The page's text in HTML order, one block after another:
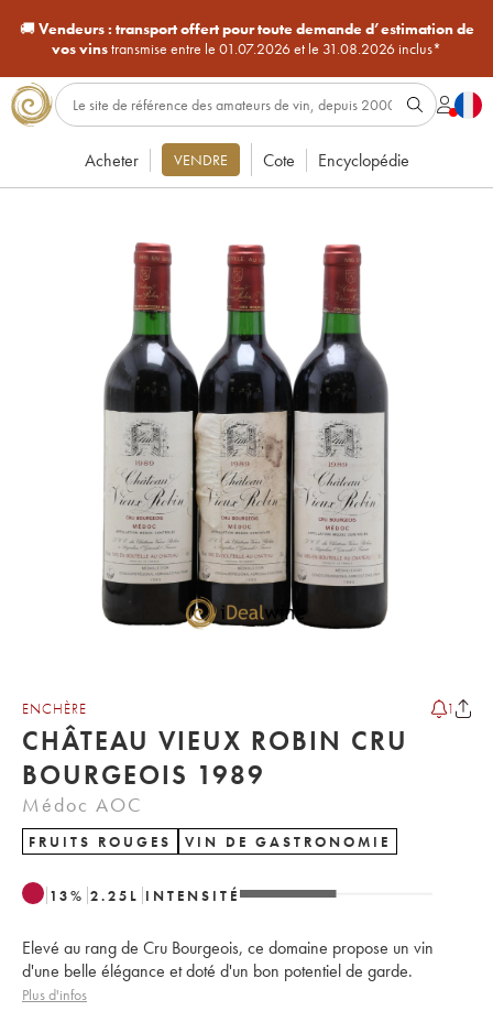
🚚Vendeurs : transport offert pour toute demande d’estimation de
vos vinstransmise entre le 01.07.2026 et le 31.08.2026 inclus*
Acheter VENDRE Cote Encyclopédie
ENCHÈRE 1
CHÂTEAU VIEUX ROBIN CRU
BOURGEOIS 1989
Médoc AOC
FRUITS ROUGES VIN DE GASTRONOMIE
13% 2.25 L INTENSITÉ
Elevé au rang de Cru Bourgeois, ce domaine propose un vin
d'une belle élégance et doté d'un bon potentiel de garde.
Plus d'infos